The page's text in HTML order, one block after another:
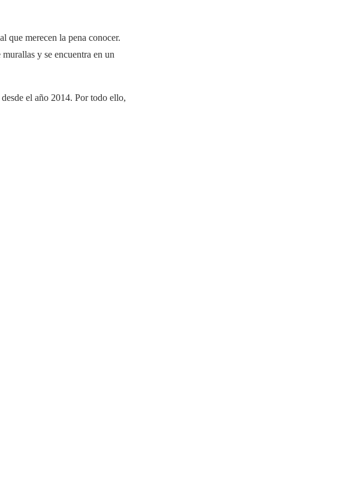
que merecen la pena conocer.
y se encuentra en un
desde el año 2014. Por todo ello,